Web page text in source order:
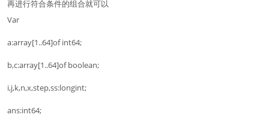
再进行符合条件的组合就可以
Var
a:array[1..64]of int64;
b,c:array[1..64]of boolean;
i,j,k,n,x,step,ss:longint;
ans:int64;